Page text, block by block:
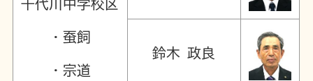
千代川中学校区
・蚕飼
・宗道
鈴木 政良